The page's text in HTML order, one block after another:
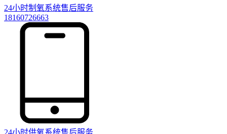
24小时制氧系统售后服务
18160726663
24小时供氧系统售后服务